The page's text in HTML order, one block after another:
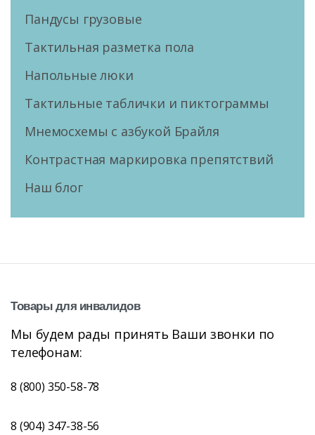
Пандусы грузовые
Тактильная разметка пола
Напольные люки
Тактильные таблички и пиктограммы
Мнемосхемы с азбукой Брайля
Контрастная маркировка препятствий
Наш блог
Товарыдля инвалидов
Мы будем рады принять Ваши звонки по
телефонам:
8 (800) 350-58-78
8 (904) 347-38-56